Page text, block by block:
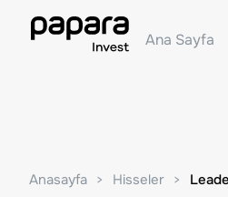
Ana Sayfa
Anasayfa Hisseler